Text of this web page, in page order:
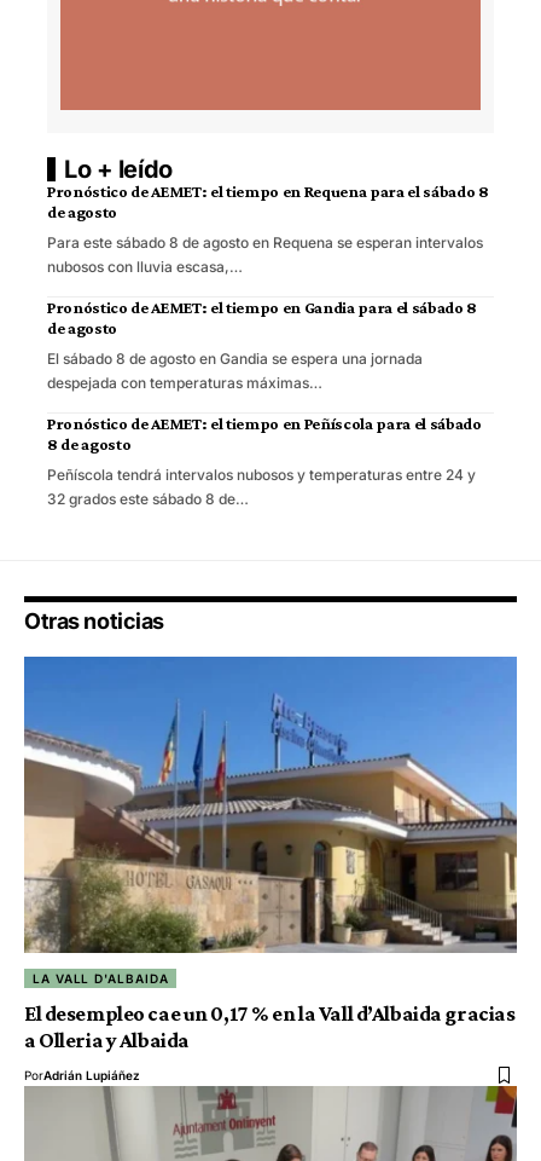
Lo + leído
Pronóstico de AEMET: el tiempo en Requena para el sábado 8
de agosto
Para este sábado 8 de agosto en Requena se esperan intervalos
nubosos con lluvia escasa,…
Pronóstico de AEMET: el tiempo en Gandia para el sábado 8
de agosto
El sábado 8 de agosto en Gandia se espera una jornada
despejada con temperaturas máximas…
Pronóstico de AEMET: el tiempo en Peñíscola para el sábado
8 de agosto
Peñíscola tendrá intervalos nubosos y temperaturas entre 24 y
32 grados este sábado 8 de…
Otras noticias
LA VALL D'ALBAIDA
El desempleo cae un 0,17 % en la Vall d’Albaida gracias
a Olleria y Albaida
PorAdrián Lupiáñez